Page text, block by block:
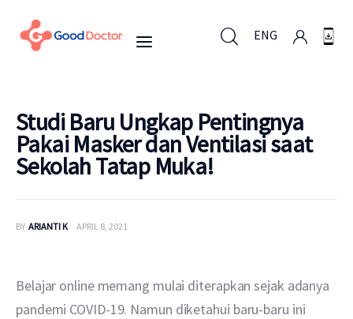
ENG
Untuk Bisnis
Studi Baru Ungkap Pentingnya
Pakai Masker dan Ventilasi saat
Sekolah Tatap Muka!
BY ARIANTI K APRIL 8, 2021
Belajar online memang mulai diterapkan sejak adanya
pandemi COVID-19. Namun diketahui baru-baru ini